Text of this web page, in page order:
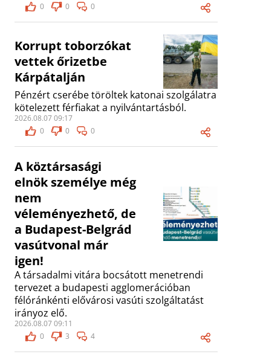
0
0 0
Korrupt toborzókat
vettek őrizetbe
Kárpátalján
Pénzért cserébe töröltek katonai szolgálatra
kötelezett férfiakat a nyilvántartásból.
2026.08.07 09:17
0
0 0
A köztársasági
elnök személye még
nem
véleményezhető, de
a Budapest-Belgrád
vasútvonal már
igen!
A társadalmi vitára bocsátott menetrendi
tervezet a budapesti agglomerációban
félóránkénti elővárosi vasúti szolgáltatást
irányoz elő.
2026.08.07 09:11
0
3 4